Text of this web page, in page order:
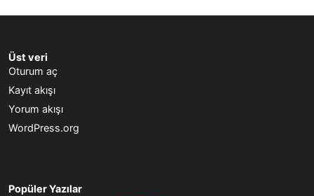
Üst veri
Oturum aç
Kayıt akışı
Yorum akışı
WordPress.org
Popüler Yazılar